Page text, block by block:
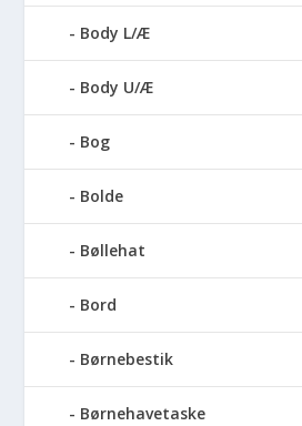
Body L/Æ
Body U/Æ
Bog
Bolde
Bøllehat
Bord
Børnebestik
Børnehavetaske